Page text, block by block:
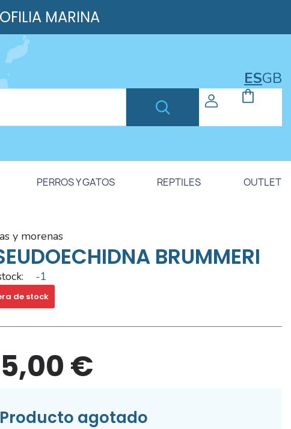
MARINA
ESGB
PERROS Y GATOS REPTILES OUTLET
y morenas
BRUMMERI
-1
de stock
€
Producto agotado